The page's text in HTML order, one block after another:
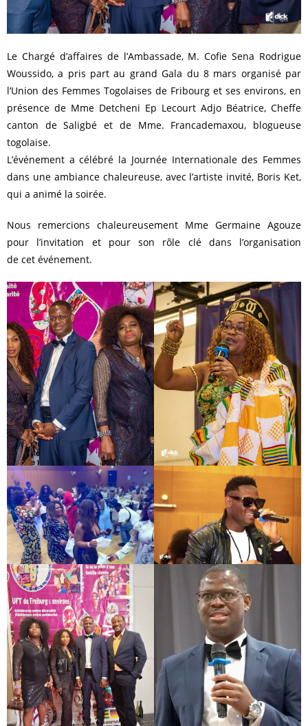
Le Chargé d’affaires de l’Ambassade, M. Cofie Sena Rodrigue
Woussido, a pris part au grand Gala du 8 mars organisé par
l’Union des Femmes Togolaises de Fribourg et ses environs, en
présence de Mme Detcheni Ep Lecourt Adjo Béatrice, Cheffe
canton de Saligbé et de Mme. Francademaxou, blogueuse
togolaise.
L’événement a célébré la Journée Internationale des Femmes
dans une ambiance chaleureuse, avec l’artiste invité, Boris Ket,
qui a animé la soirée.
Nous remercions chaleureusement Mme Germaine Agouze
pour l’invitation et pour son rôle clé dans l’organisation
de cet événement.